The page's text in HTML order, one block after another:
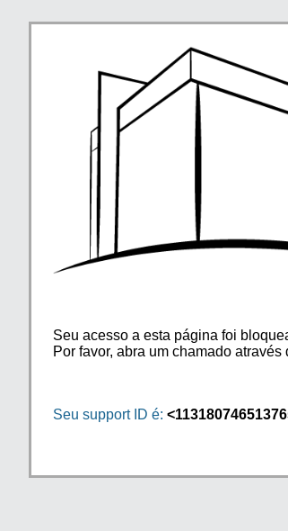
Seu acesso a esta página foi
Por favor, abra um chamado através
Seu support ID é: